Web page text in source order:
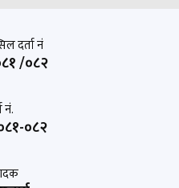
दर्ता नं
/०८२
नं.
०८२